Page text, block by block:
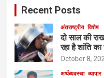
Recent Posts
अंतराष्ट्रीय विशेष
दो साल की
रहा है शांति
October 8,
अर्थव्यवस्था व्यापार